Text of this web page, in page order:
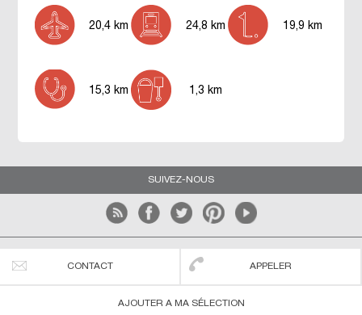
20,4 km 24,8 km 19,9 km
15,3 km 1,3 km
CONTACT APPELER
AJOUTER A MA SÉLECTION
SUIVEZ-NOUS